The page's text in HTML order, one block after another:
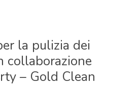
la pulizia dei
collaborazione
– Gold Clean